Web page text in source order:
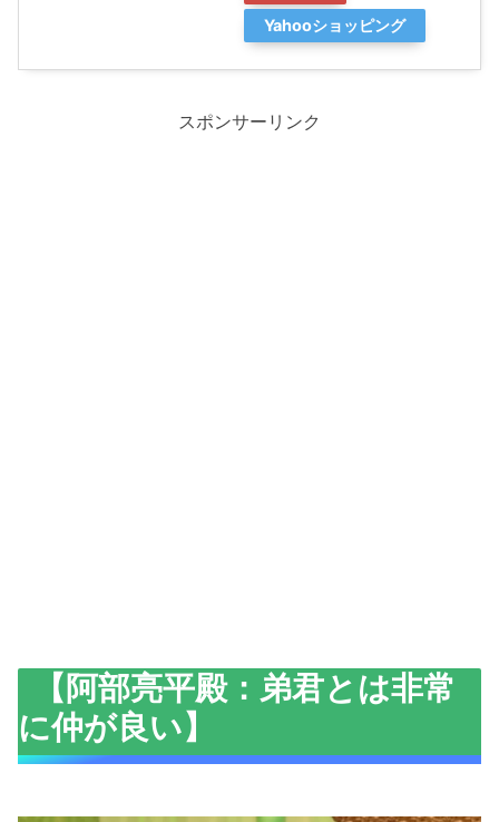
Yahooショッピング
スポンサーリンク
【阿部亮平殿：弟君とは非常
に仲が良い】